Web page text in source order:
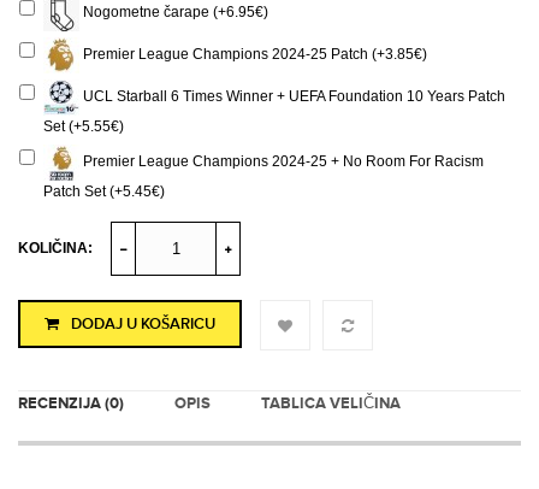
Nogometne čarape (+6.95€)
Premier League Champions 2024-25 Patch (+3.85€)
UCL Starball 6 Times Winner + UEFA Foundation 10 Years Patch
Set (+5.55€)
Premier League Champions 2024-25 + No Room For Racism
Patch Set (+5.45€)
KOLIČINA:
DODAJ U KOŠARICU
RECENZIJA (0) OPIS TABLICA VELIČINA